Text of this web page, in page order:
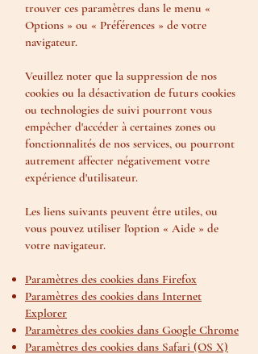
trouver ces paramètres dans le menu «
Options » ou « Préférences » de votre
navigateur.
Veuillez noter que la suppression de nos
cookies ou la désactivation de futurs cookies
ou technologies de suivi pourront vous
empêcher d'accéder à certaines zones ou
fonctionnalités de nos services, ou pourront
autrement affecter négativement votre
expérience d'utilisateur.
Les liens suivants peuvent être utiles, ou
vous pouvez utiliser l'option « Aide » de
votre navigateur.
Paramètres des cookies dans Firefox
Paramètres des cookies dans Internet
Explorer
Paramètres des cookies dans Google Chrome
Paramètres des cookies dans Safari (OS X)